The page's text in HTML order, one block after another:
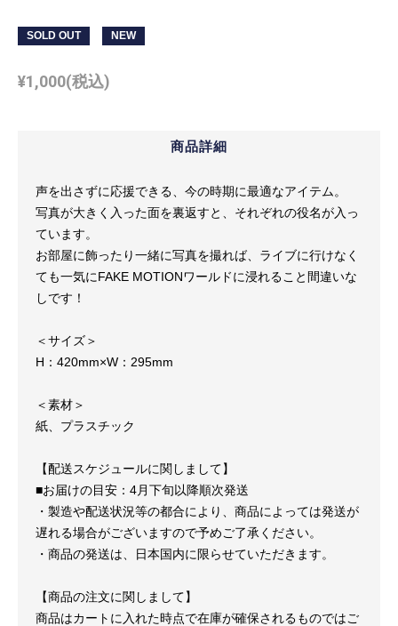
SOLD OUT NEW
¥1,000(税込)
商品詳細
声を出さずに応援できる、今の時期に最適なアイテム。
写真が大きく入った面を裏返すと、それぞれの役名が入っ
ています。
お部屋に飾ったり一緒に写真を撮れば、ライブに行けなく
ても一気にFAKE MOTIONワールドに浸れること間違いな
しです！
＜サイズ＞
H：420mm×W：295mm
＜素材＞
紙、プラスチック
【配送スケジュールに関しまして】
■お届けの目安： 4月下旬以降順次発送
・製造や配送状況等の都合により、商品によっては発送が
遅れる場合がございますので予めご了承ください。
・商品の発送は、日本国内に限らせていただきます。
【商品の注文に関しまして】
商品はカートに入れた時点で在庫が確保されるものではご